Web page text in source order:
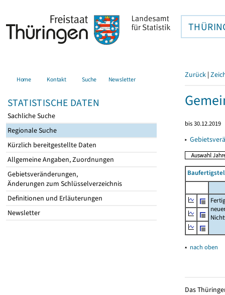
Home Kontakt Suche Newsletter
STATISTISCHE DATEN
Sachliche Suche
Regionale Suche
Kürzlich bereitgestellte Daten
Allgemeine Angaben, Zuordnungen
Gebietsveränderungen,
Änderungen zum Schlüsselverzeichnis
Definitionen und Erläuterungen
Newsletter
Zurück |
bis 30.12.2019
▸
▴ nach oben
Das